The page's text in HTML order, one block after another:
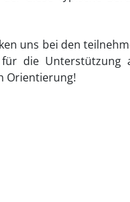
uns bei den
für die Unterstützung
Orientierung!